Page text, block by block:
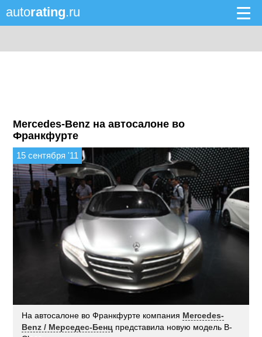
autorating.ru
Mercedes-Benz на автосалоне во
Франкфурте
15 сентября '11
На автосалоне во Франкфурте компания Mercedes-
Benz / Мерседес-Бенц представила новую модель B-